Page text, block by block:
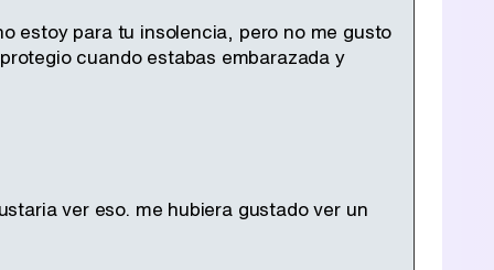
estoy para tu insolencia, pero no me gusto
cuando estabas embarazada y
ver eso. me hubiera gustado ver un